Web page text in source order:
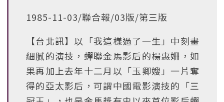
1985-11-03/聯合報/03版/第三版
【台北訊】以「我這樣過了一生」中刻畫
細膩的演技，蟬聯金馬影后的楊惠姍，如
果再加上去年十二月以「玉卿嫂」一片奪
得的亞太影后，可謂中國電影演技的「三